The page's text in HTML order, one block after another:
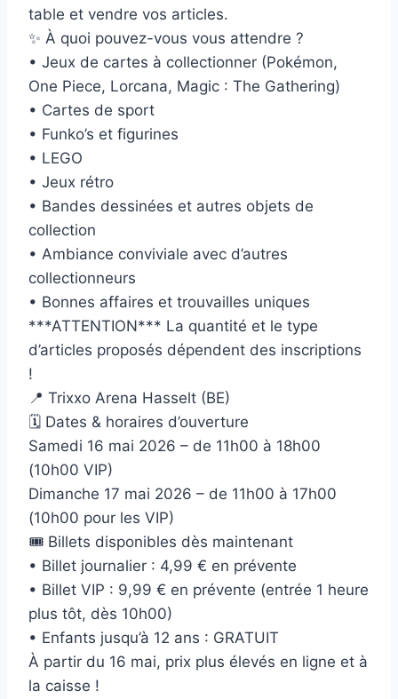
table et vendre vos articles.
✨ À quoi pouvez-vous vous attendre ?
• Jeux de cartes à collectionner (Pokémon,
One Piece, Lorcana, Magic : The Gathering)
• Cartes de sport
• Funko’s et figurines
• LEGO
• Jeux rétro
• Bandes dessinées et autres objets de
collection
• Ambiance conviviale avec d’autres
collectionneurs
• Bonnes affaires et trouvailles uniques
***ATTENTION*** La quantité et le type
d’articles proposés dépendent des inscriptions
!
📍 Trixxo Arena Hasselt (BE)
🗓 Dates & horaires d’ouverture
Samedi 16 mai 2026 – de 11h00 à 18h00
(10h00 VIP)
Dimanche 17 mai 2026 – de 11h00 à 17h00
(10h00 pour les VIP)
🎟 Billets disponibles dès maintenant
• Billet journalier : 4,99 € en prévente
• Billet VIP : 9,99 € en prévente (entrée 1 heure
plus tôt, dès 10h00)
• Enfants jusqu’à 12 ans : GRATUIT
À partir du 16 mai, prix plus élevés en ligne et à
la caisse !